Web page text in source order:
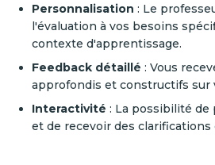
Personnalisation : Le
l'évaluation à vos besoins
contexte d'apprentissage.
Feedback détaillé : Vous
approfondis et constructifs sur
Interactivité : La possibilité de
et de recevoir des clarifications